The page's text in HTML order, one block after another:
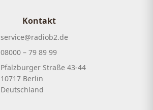
Kontakt
service@radiob2.de
08000 – 79 89 99
Pfalzburger Straße 43-44
10717 Berlin
Deutschland